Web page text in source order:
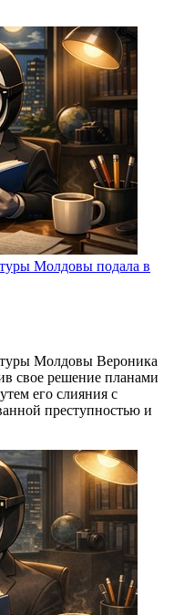
Молдовы подала в
Молдовы Вероника
свое решение планами
его слияния с
преступностью и